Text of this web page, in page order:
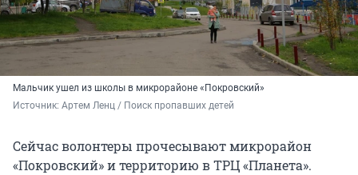
Мальчик ушел из школы в микрорайоне «Покровский»
Источник: Артем Ленц / Поиск пропавших детей
Сейчас волонтеры прочесывают микрорайон
«Покровский» и территорию в ТРЦ «Планета».